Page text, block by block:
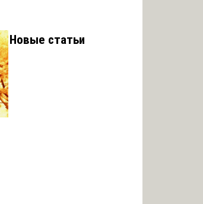
Новые статьи